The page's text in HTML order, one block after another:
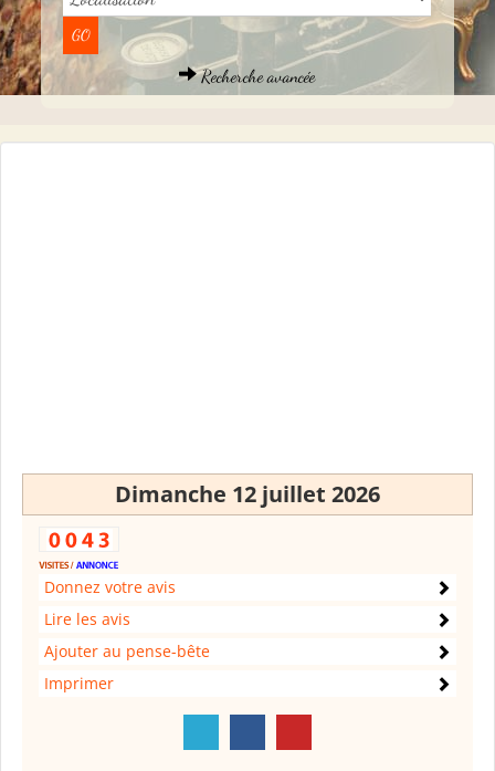
Recherche avancée
Dimanche 12 juillet 2026
Donnez votre avis
Lire les avis
Ajouter au pense-bête
Imprimer